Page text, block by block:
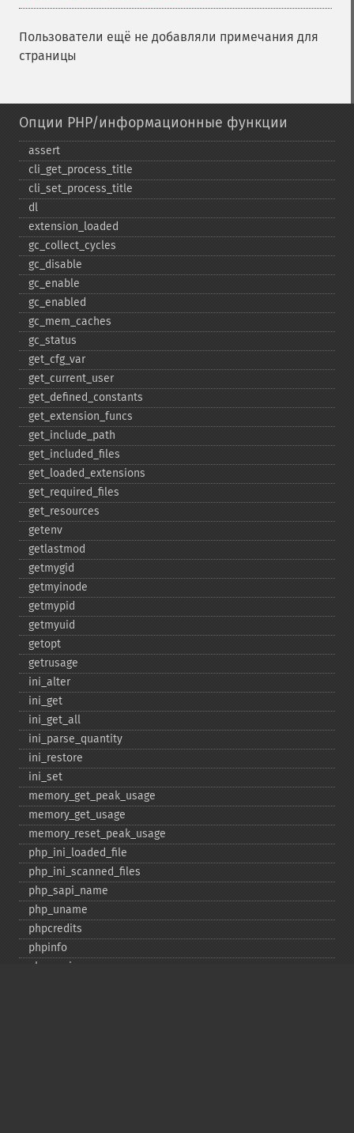
Пользователи ещё не добавляли примечания для
страницы
Опции PHP/информационные функции
assert
cli_​get_​process_​title
cli_​set_​process_​title
dl
extension_​loaded
gc_​collect_​cycles
gc_​disable
gc_​enable
gc_​enabled
gc_​mem_​caches
gc_​status
get_​cfg_​var
get_​current_​user
get_​defined_​constants
get_​extension_​funcs
get_​include_​path
get_​included_​files
get_​loaded_​extensions
get_​required_​files
get_​resources
getenv
getlastmod
getmygid
getmyinode
getmypid
getmyuid
getopt
getrusage
ini_​alter
ini_​get
ini_​get_​all
ini_​parse_​quantity
ini_​restore
ini_​set
memory_​get_​peak_​usage
memory_​get_​usage
memory_​reset_​peak_​usage
php_​ini_​loaded_​file
php_​ini_​scanned_​files
php_​sapi_​name
php_​uname
phpcredits
phpinfo
phpversion